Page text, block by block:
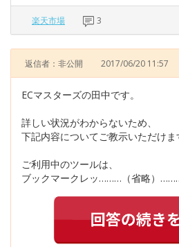
楽天市場 3
返信者：非公開 2017/06/20 11:57
ECマスターズの田中です。
詳しい状況がわからないため、
下記内容についてご教示いただけま
ご利用中のツールは、
ブックマークレッ………（省略）